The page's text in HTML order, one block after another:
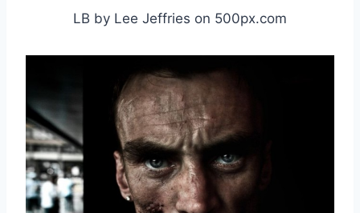
LB by Lee Jeffries on 500px.com